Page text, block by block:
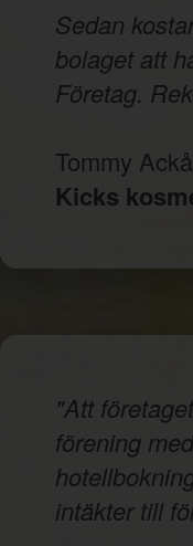
Sedan
bolaget att
Företag.
Tommy
Kicks
"Att
förening
intäkter till